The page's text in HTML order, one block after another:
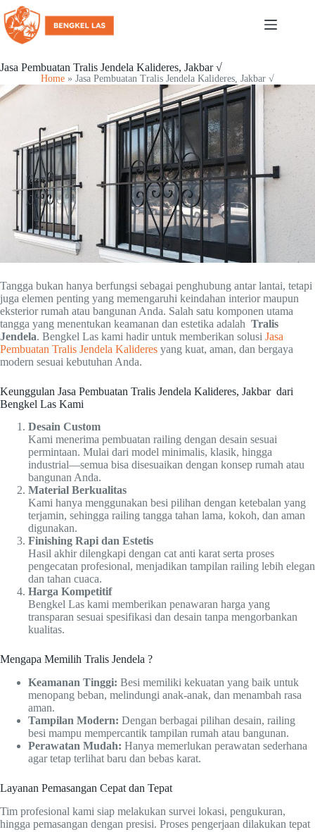
Jasa Pembuatan Tralis Jendela Kalideres, Jakbar √
Home » Jasa Pembuatan Tralis Jendela Kalideres, Jakbar √
Tangga bukan hanya berfungsi sebagai penghubung antar lantai, tetapi
juga elemen penting yang memengaruhi keindahan interior maupun
eksterior rumah atau bangunan Anda. Salah satu komponen utama
tangga yang menentukan keamanan dan estetika adalah Tralis
Jendela. Bengkel Las kami hadir untuk memberikan solusi Jasa
Pembuatan Tralis Jendela Kalideres yang kuat, aman, dan bergaya
modern sesuai kebutuhan Anda.
Keunggulan Jasa Pembuatan Tralis Jendela Kalideres, Jakbar dari
Bengkel Las Kami
Desain Custom
Kami menerima pembuatan railing dengan desain sesuai
permintaan. Mulai dari model minimalis, klasik, hingga
industrial—semua bisa disesuaikan dengan konsep rumah atau
bangunan Anda.
Material Berkualitas
Kami hanya menggunakan besi pilihan dengan ketebalan yang
terjamin, sehingga railing tangga tahan lama, kokoh, dan aman
digunakan.
Finishing Rapi dan Estetis
Hasil akhir dilengkapi dengan cat anti karat serta proses
pengecatan profesional, menjadikan tampilan railing lebih elegan
dan tahan cuaca.
Harga Kompetitif
Bengkel Las kami memberikan penawaran harga yang
transparan sesuai spesifikasi dan desain tanpa mengorbankan
kualitas.
Mengapa Memilih Tralis Jendela ?
Keamanan Tinggi: Besi memiliki kekuatan yang baik untuk
menopang beban, melindungi anak-anak, dan menambah rasa
aman.
Tampilan Modern: Dengan berbagai pilihan desain, railing
besi mampu mempercantik tampilan rumah atau bangunan.
Perawatan Mudah: Hanya memerlukan perawatan sederhana
agar tetap terlihat baru dan bebas karat.
Layanan Pemasangan Cepat dan Tepat
Tim profesional kami siap melakukan survei lokasi, pengukuran,
hingga pemasangan dengan presisi. Proses pengerjaan dilakukan tepat